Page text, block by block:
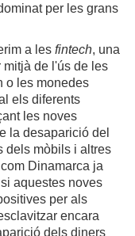
per les grans
a les fintech, una
mitjà de l'ús de les
o les monedes
els diferents
les noves
la desaparició del
dels mòbils i altres
Dinamarca ja
aquestes noves
per als
encara
dels diners